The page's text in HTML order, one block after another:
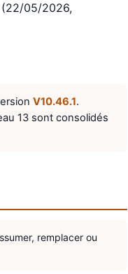
(22/05/2026,
V10.46.1.
13 sont consolidés
remplacer ou